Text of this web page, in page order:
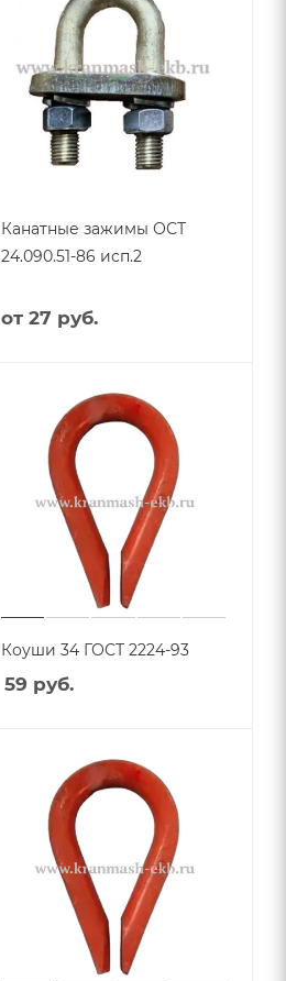
Канатные зажимы ОСТ
24.090.51-86 исп.2
от 27 руб.
Коуши 34 ГОСТ 2224-93
59 руб.